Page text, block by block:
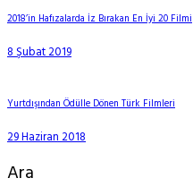
2018’in Hafızalarda İz Bırakan En İyi 20 Filmi
8 Şubat 2019
Yurtdışından Ödülle Dönen Türk Filmleri
29 Haziran 2018
Ara